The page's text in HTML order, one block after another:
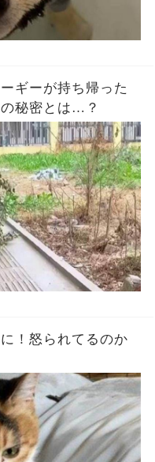
ギーが持ち帰った
秘密とは…？
！怒られてるのか